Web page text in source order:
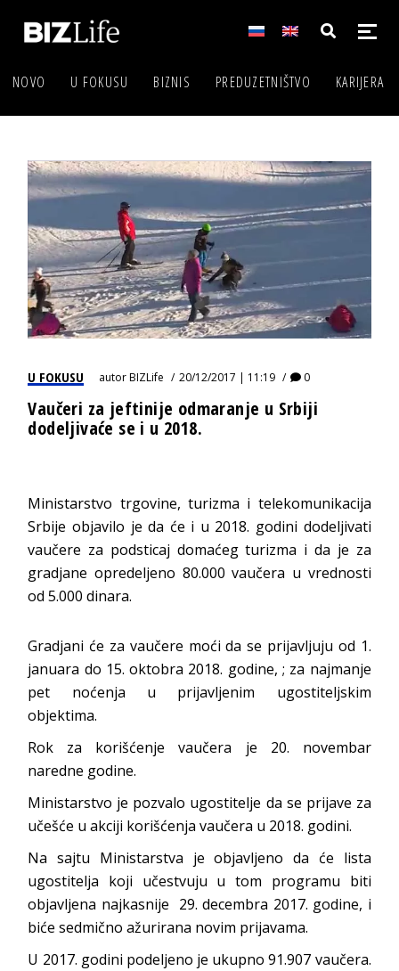
NOVO U FOKUSU BIZNIS PREDUZETNIŠTVO KARIJERA
U FOKUSU autorBIZLife 20/12/2017 | 11:19 0
Vaučeri za jeftinije odmaranje u Srbiji
dodeljivaće se i u 2018.
Ministarstvo trgovine, turizma i telekomunikacija
Srbije objavilo je da će i u 2018. godini dodeljivati
vaučere za podsticaj domaćeg turizma i da je za
gradjane opredeljeno 80.000 vaučera u vrednosti
od 5.000 dinara.
Gradjani će za vaučere moći da se prijavljuju od 1.
januara do 15. oktobra 2018. godine, ; za najmanje
pet noćenja u prijavljenim ugostiteljskim
objektima.
Rok za korišćenje vaučera je 20. novembar
naredne godine.
Ministarstvo je pozvalo ugostitelje da se prijave za
učešće u akciji korišćenja vaučera u 2018. godini.
Na sajtu Ministarstva je objavljeno da će lista
ugostitelja koji učestvuju u tom programu biti
objavljena najkasnije 29. decembra 2017. godine, i
biće sedmično ažurirana novim prijavama.
U 2017. godini podeljeno je ukupno 91.907 vaučera.